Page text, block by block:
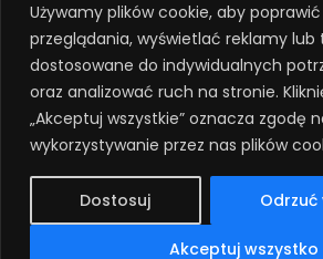
Używamy plików cookie, aby
przeglądania, wyświetlać reklamy lub
dostosowane do indywidualnych
oraz analizować ruch na stronie.
„Akceptuj wszystkie” oznacza zgodę
wykorzystywanie przez nas plików
Dostosuj Odrzuć
Akceptuj wszystko
Bezpłatnie przedłuż gwarancję o
miesięcy rejestrując produkt na
REJESTRUJ
Polityka prywatności Regulamin